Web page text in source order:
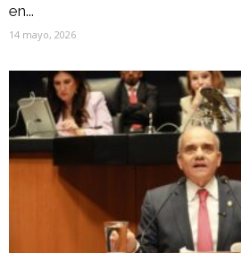
en...
14 mayo, 2026